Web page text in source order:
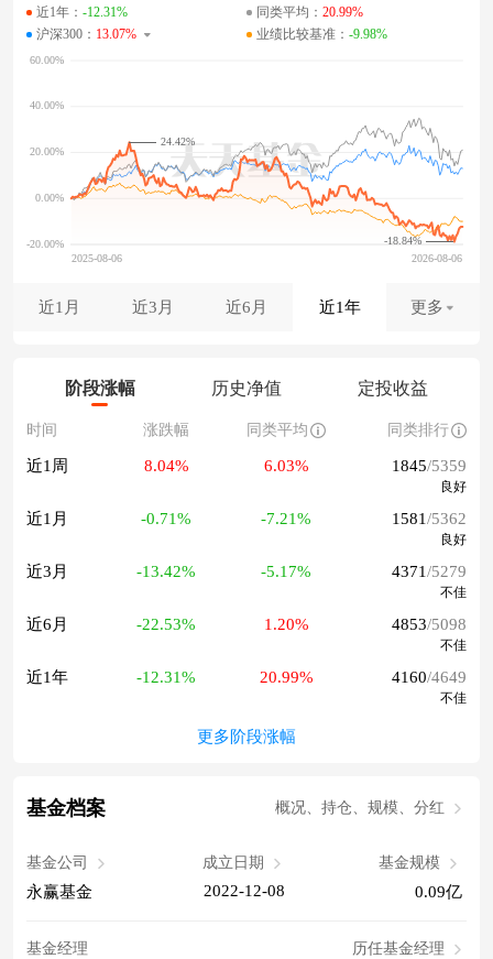
近1年： -12.31% 同类平均： 20.99%
沪深300： 13.07% 业绩比较基准： -9.98%
-18.84%
24.42%
近1月 近3月 近6月 近1年 更多
阶段涨幅 历史净值 定投收益
时间 涨跌幅 同类平均 同类排行
近1周 8.04% 6.03% 1845/5359
良好
近1月 -0.71% -7.21% 1581/5362
良好
近3月 -13.42% -5.17% 4371/5279
不佳
近6月 -22.53% 1.20% 4853/5098
不佳
近1年 -12.31% 20.99% 4160/4649
不佳
更多阶段涨幅
基金档案 概况、持仓、规模、分红
基金公司
永赢基金
成立日期
2022-12-08
基金规模
0.09亿
基金经理 历任基金经理